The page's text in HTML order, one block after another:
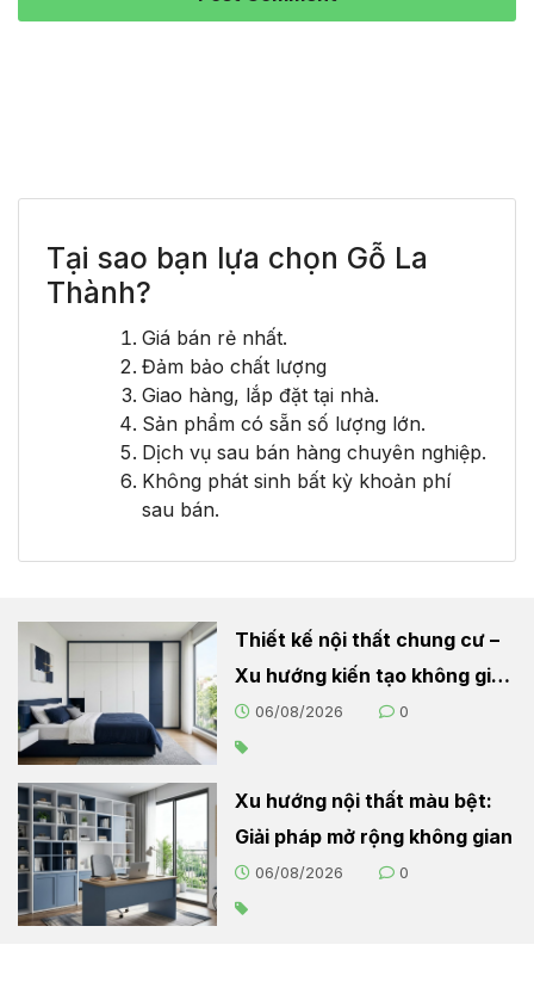
Tại sao bạn lựa chọn Gỗ La
Thành?
Giá bán rẻ nhất.
Đảm bảo chất lượng
Giao hàng, lắp đặt tại nhà.
Sản phẩm có sẵn số lượng lớn.
Dịch vụ sau bán hàng chuyên nghiệp.
Không phát sinh bất kỳ khoản phí
sau bán.
Thiết kế nội thất chung cư –
Xu hướng kiến tạo không gian
sống hiện đại
06/08/2026 0
Xu hướng nội thất màu bệt:
Giải pháp mở rộng không gian
06/08/2026 0